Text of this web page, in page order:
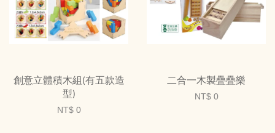
創意立體積木組(有五款造
型)
NT$ 0
二合一木製疊疊樂
NT$ 0